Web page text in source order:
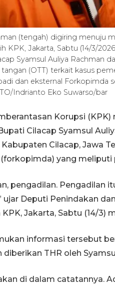
(tengah) digiring menuju
KPK, Jakarta, Sabtu (14/3/
Syamsul Auliya Rachman
(OTT) terkait kasus
dan eksternal Forkopimda
Indrianto Eko Suwarso/bar
Korupsi
Cilacap Syamsul
Cilacap, Jawa
yang meliputi
pengadilan. Pengadilan
Deputi Penindakan
Jakarta, Sabtu (14/3)
informasi tersebut
THR oleh
di dalam catatannya.